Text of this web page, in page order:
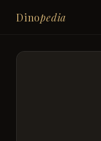
Dinopedia